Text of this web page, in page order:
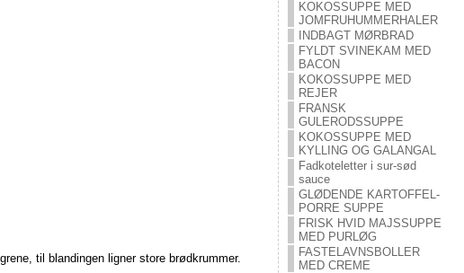
til blandingen ligner store brødkrummer.
KOKOSSUPPE MED
JOMFRUHUMMERHALER
INDBAGT MØRBRAD
FYLDT SVINEKAM MED
BACON
KOKOSSUPPE MED
REJER
FRANSK
GULERODSSUPPE
KOKOSSUPPE MED
KYLLING OG GALANGAL
Fadkoteletter i sur-sød
sauce
GLØDENDE KARTOFFEL-
PORRE SUPPE
FRISK HVID MAJSSUPPE
MED PURLØG
FASTELAVNSBOLLER
MED CREME